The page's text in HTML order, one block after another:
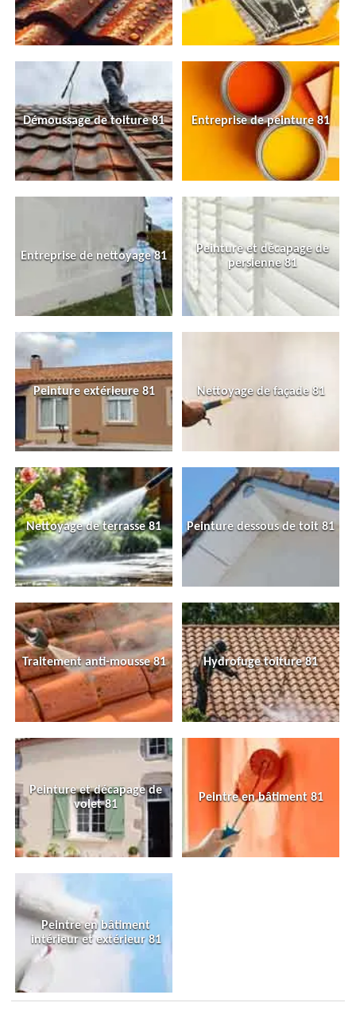
Démoussage de toiture 81 Entreprise de peinture 81
Entreprise de nettoyage 81
Peinture et décapage de
persienne 81
Peinture extérieure 81 Nettoyage de façade 81
Nettoyage de terrasse 81 Peinture dessous de toit 81
Traitement anti-mousse 81 Hydrofuge toiture 81
Peinture et décapage de
volet 81
Peintre en bâtiment 81
Peintre en bâtiment
intérieur et extérieur 81